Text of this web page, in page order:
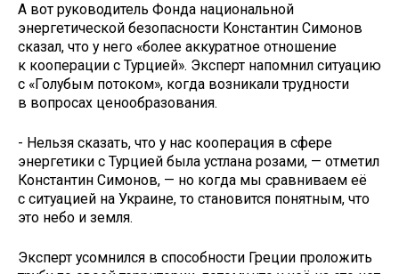
А вот руководитель Фонда национальной
энергетической безопасности Константин Симонов
сказал, что у него «более аккуратное отношение
к кооперации с Турцией». Эксперт напомнил ситуацию
с «Голубым потоком», когда возникали трудности
в вопросах ценообразования.
- Нельзя сказать, что у нас кооперация в сфере
энергетики с Турцией была устлана розами, — отметил
Константин Симонов, — но когда мы сравниваем её
с ситуацией на Украине, то становится понятным, что
это небо и земля.
Эксперт усомнился в способности Греции проложить